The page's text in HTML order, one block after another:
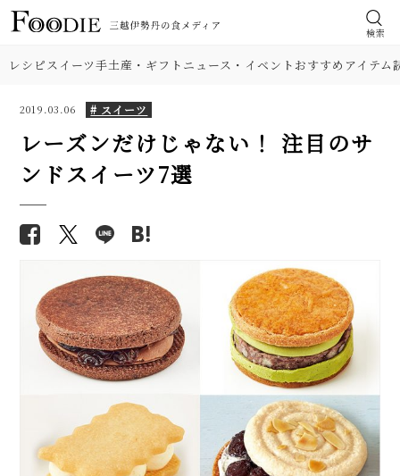
検索
レシピスイーツ手土産・ギフト ニュース・イベントおすすめアイテム
2019.03.06 # スイーツ
レーズンだけじゃない！ 注目のサ
ンドスイーツ7選